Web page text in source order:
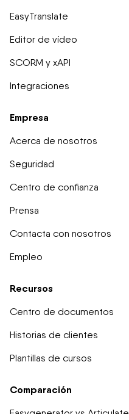
EasyTranslate
Editor de vídeo
SCORM y xAPI
Integraciones
Empresa
Acerca de nosotros
Seguridad
Centro de confianza
Prensa
Contacta con nosotros
Empleo
Recursos
Centro de documentos
Historias de clientes
Plantillas de cursos
Comparación
Easygenerator vs Articulate